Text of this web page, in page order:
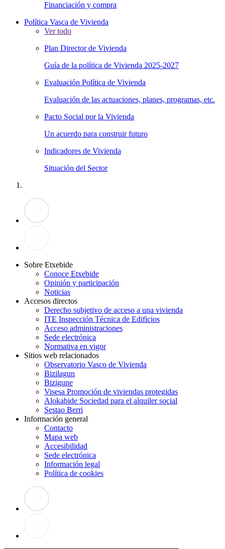
Financiación y compra
Política Vasca de Vivienda
Ver todo
Plan Director de Vivienda
Guía de la política de Vivienda 2025-2027
Evaluación Política de Vivienda
Evaluación de las actuaciones, planes, programas, etc.
Pacto Social por la Vivienda
Un acuerdo para construir futuro
Indicadores de Vivienda
Situación del Sector
Sobre Etxebide
Conoce Etxebide
Opinión y participación
Noticias
Accesos directos
Derecho subjetivo de acceso a una vivienda
ITE Inspección Técnica de Edificios
Acceso administraciones
Sede electrónica
Normativa en vigor
Sitios web relacionados
Observatorio Vasco de Vivienda
Bizilagun
Bizigune
Visesa Promoción de viviendas protegidas
Alokabide Sociedad para el alquiler social
Sestao Berri
Información general
Contacto
Mapa web
Accesibilidad
Sede electrónica
Información legal
Política de cookies